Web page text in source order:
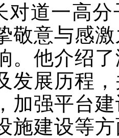
对道一高
敬意与感
。他介绍
发展历程
加强平台
施建设等